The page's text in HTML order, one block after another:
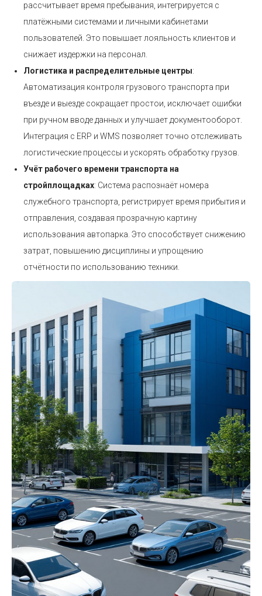
рассчитывает время пребывания, интегрируется с
платёжными системами и личными кабинетами
пользователей. Это повышает лояльность клиентов и
снижает издержки на персонал.
Логистика и распределительные центры:
Автоматизация контроля грузового транспорта при
въезде и выезде сокращает простои, исключает ошибки
при ручном вводе данных и улучшает документооборот.
Интеграция с ERP и WMS позволяет точно отслеживать
логистические процессы и ускорять обработку грузов.
Учёт рабочего времени транспорта на
стройплощадках: Система распознаёт номера
служебного транспорта, регистрирует время прибытия и
отправления, создавая прозрачную картину
использования автопарка. Это способствует снижению
затрат, повышению дисциплины и упрощению
отчётности по использованию техники.